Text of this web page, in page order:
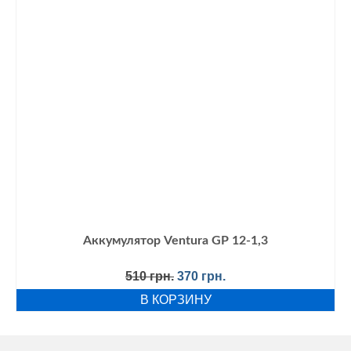
Аккумулятор Ventura GP 12-1,3
510грн. Первоначальная
цена
составляла
370 грн.Текущая
цена:
В КОРЗИНУ